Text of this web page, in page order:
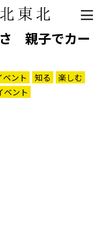
親子でカー
ベント 知る
楽しむ
ベント